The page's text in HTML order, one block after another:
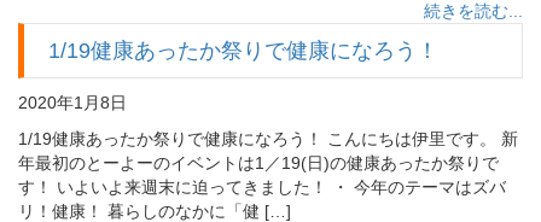
続きを読む...
1/19健康あったか祭りで健康になろう！
2020年1月8日
1/19健康あったか祭りで健康になろう！ こんにちは伊里です。 新
年最初のとーよーのイベントは1／19(日)の健康あったか祭りで
す！ いよいよ来週末に迫ってきました！ ・ 今年のテーマはズバ
リ！健康！ 暮らしのなかに「健 […]